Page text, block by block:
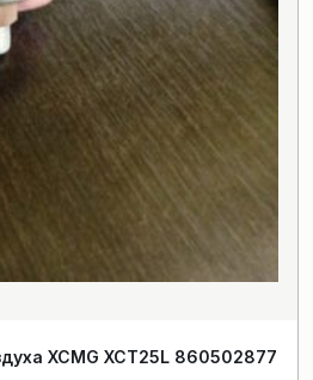
XCMG XCT25L 860502877